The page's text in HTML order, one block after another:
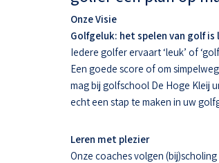
Onze Visie
Golfgeluk: het spelen van golf is
Iedere golfer ervaart ‘leuk’ of
Een goede score of om
mag bij golfschool De Hoge Kleij
echt een stap te maken in uw
Leren met plezier
Onze coaches volgen